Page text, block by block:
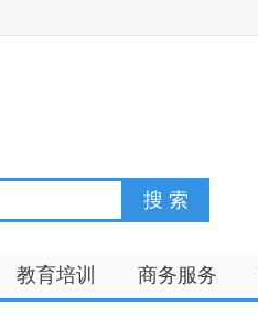
教育培训 商务服务